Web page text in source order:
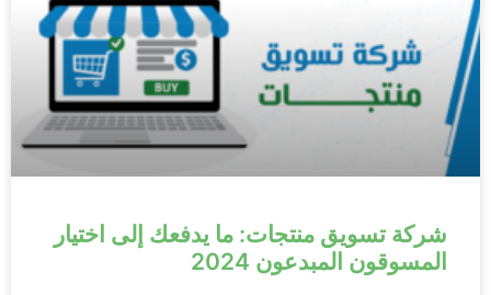
شركة تسويق منتجات: ما يدفعك إلى اختيار
المسوقون المبدعون 2024